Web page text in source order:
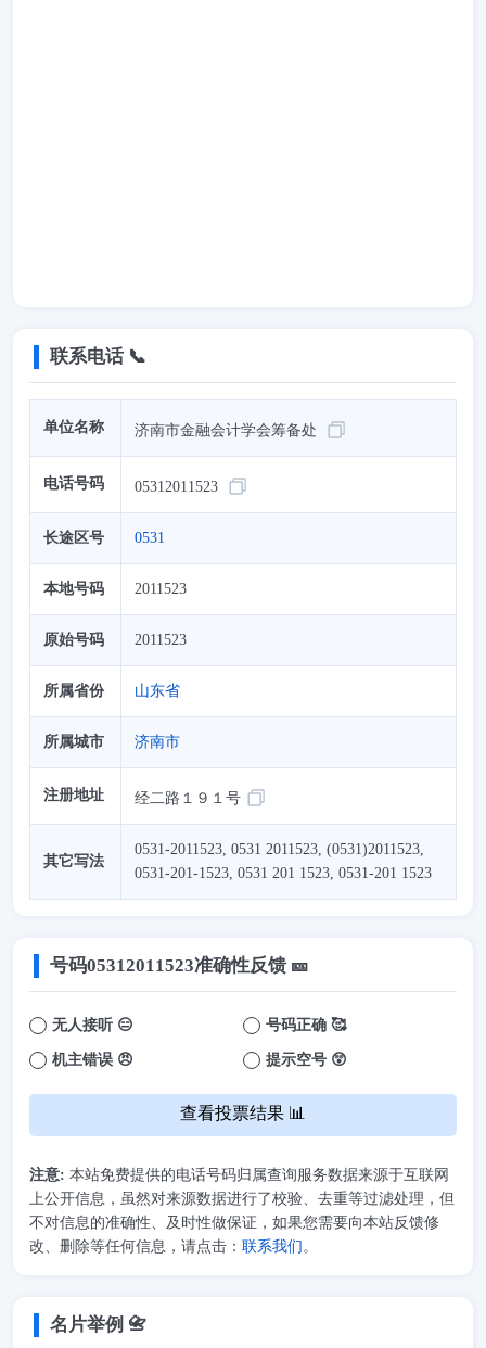
联系电话 📞
单位名称 济南市金融会计学会筹备处
电话号码 05312011523
长途区号 0531
本地号码 2011523
原始号码 2011523
所属省份 山东省
所属城市 济南市
注册地址 经二路１９１号
其它写法
0531-2011523, 0531 2011523, (0531)2011523,
0531-201-1523, 0531 201 1523, 0531-201 1523
号码05312011523准确性反馈 🎫
无人接听 😑 号码正确 🥰
机主错误 😠 提示空号 😲
查看投票结果 📊
注意: 本站免费提供的电话号码归属查询服务数据来源于互联网
上公开信息，虽然对来源数据进行了校验、去重等过滤处理，但
不对信息的准确性、及时性做保证，如果您需要向本站反馈修
改、删除等任何信息，请点击： 联系我们 。
名片举例 📇